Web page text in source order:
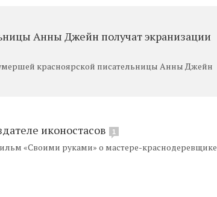
Анны Джейн получат экранизации
красноярской писательницы Анны Джейн
иконостасов 1
«Своими руками» о мастере-краснодеревщике